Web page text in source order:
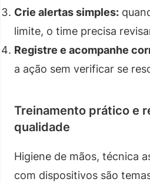
Crie alertas simples:
limite, o time precisa
Registre e acompanhe
a ação sem verificar se
Treinamento prático e
qualidade
Higiene de mãos, técnica
com dispositivos são